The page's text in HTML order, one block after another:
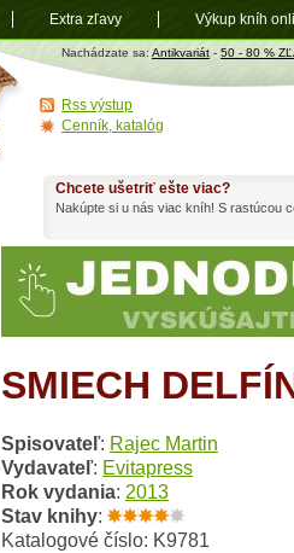
Antikvariát
shop.sk
Nachádzate sa: Antikvariát - 50 - 80 %
SMIECH
Spisovateľ: Rajec Martin
Vydavateľ: Evitapress
Rok vydania: 2013
Stav knihy:
Katalogové číslo: K9781
Chcete ušetriť ešte viac?
Nakúpte si u nás viac kníh! S rastúcou
Rss výstup
Cenník, katalóg
Extra zľavy Výkup kníh